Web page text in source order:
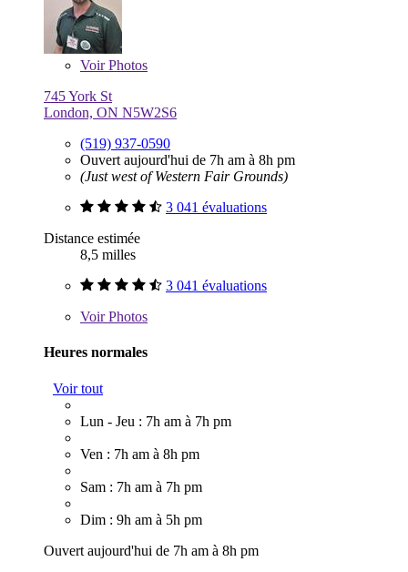
VoirPhotos
745 York St
London, ON N5W2S6
(519) 937-0590
Ouvert aujourd'hui de 7h am à 8h pm
(Just west of Western Fair Grounds)
3 041 évaluations
Distance estimée
8,5 milles
3 041 évaluations
VoirPhotos
Heures normales
Voir tout
Lun - Jeu : 7h am à 7h pm
Ven : 7h am à 8h pm
Sam : 7h am à 7h pm
Dim : 9h am à 5h pm
Ouvert aujourd'hui de 7h am à 8h pm